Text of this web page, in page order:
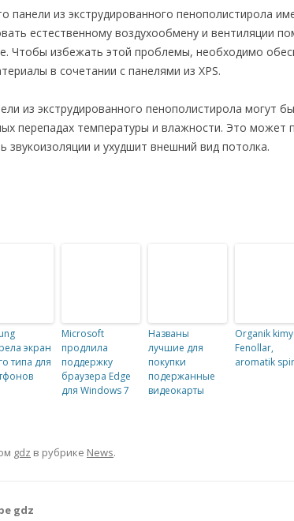
панели из экструдированного пенополистирола
естественному воздухообмену и вентиляции
Чтобы избежать этой проблемы, необходимо
в сочетании с панелями из XPS.
из экструдированного пенополистирола могут
перепадах температуры и влажности. Это
звукоизоляции и ухудшит внешний вид потолка.
экран
типа для
Microsoft
продлила
поддержку
браузера Edge
для Windows 7
Названы
лучшие для
покупки
подержанные
видеокарты
Organik
Fenollar,
aromatik
gdz в рубрике News.
gdz